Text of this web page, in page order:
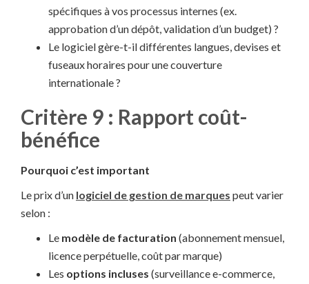
spécifiques à vos processus internes (ex.
approbation d’un dépôt, validation d’un budget) ?
Le logiciel gère-t-il différentes langues, devises et
fuseaux horaires pour une couverture
internationale ?
Critère 9 : Rapport coût-
bénéfice
Pourquoi c’est important
Le prix d’un logiciel de gestion de marques peut varier
selon :
Le modèle de facturation (abonnement mensuel,
licence perpétuelle, coût par marque)
Les options incluses (surveillance e-commerce,